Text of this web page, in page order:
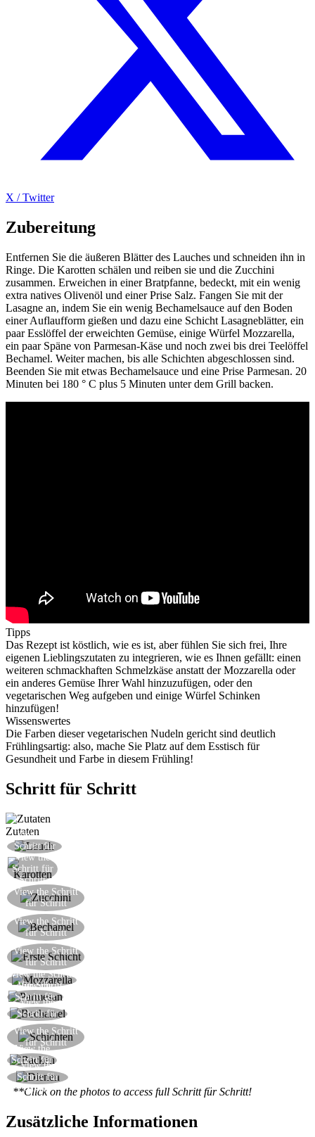
X / Twitter
Zubereitung
Entfernen Sie die äußeren Blätter des Lauches und schneiden ihn in
Ringe. Die Karotten schälen und reiben sie und die Zucchini
zusammen. Erweichen in einer Bratpfanne, bedeckt, mit ein wenig
extra natives Olivenöl und einer Prise Salz. Fangen Sie mit der
Lasagne an, indem Sie ein wenig Bechamelsauce auf den Boden
einer Auflaufform gießen und dazu eine Schicht Lasagneblätter, ein
paar Esslöffel der erweichten Gemüse, einige Würfel Mozzarella,
ein paar Späne von Parmesan-Käse und noch zwei bis drei Teelöffel
Bechamel. Weiter machen, bis alle Schichten abgeschlossen sind.
Beenden Sie mit etwas Bechamelsauce und eine Prise Parmesan. 20
Minuten bei 180 ° C plus 5 Minuten unter dem Grill backen.
Tipps
Das Rezept ist köstlich, wie es ist, aber fühlen Sie sich frei, Ihre
eigenen Lieblingszutaten zu integrieren, wie es Ihnen gefällt: einen
weiteren schmackhaften Schmelzkäse anstatt der Mozzarella oder
ein anderes Gemüse Ihrer Wahl hinzuzufügen, oder den
vegetarischen Weg aufgeben und einige Würfel Schinken
hinzufügen!
Wissenswertes
Die Farben dieser vegetarischen Nudeln gericht sind deutlich
Frühlingsartig: also, mache Sie Platz auf dem Esstisch für
Gesundheit und Farbe in diesem Frühling!
Schritt für Schritt
Zutaten
View the
Schritt für
Schritt
View the
Schritt für
Schritt
View the Schritt
für Schritt
View the Schritt
für Schritt
View the Schritt
für Schritt
View the Schritt
für Schritt
View the
Schritt für
Schritt
View the
Schritt für
Schritt
View the Schritt
für Schritt
View the
Schritt für
Schritt
View the
Schritt für
Schritt
**Click on the photos to access full Schritt für Schritt!
Zusätzliche Informationen